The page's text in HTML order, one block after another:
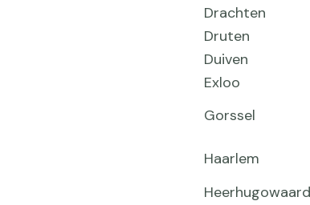
Drachten
Druten
Duiven
Exloo
Gorssel
Haarlem
Heerhugowaard